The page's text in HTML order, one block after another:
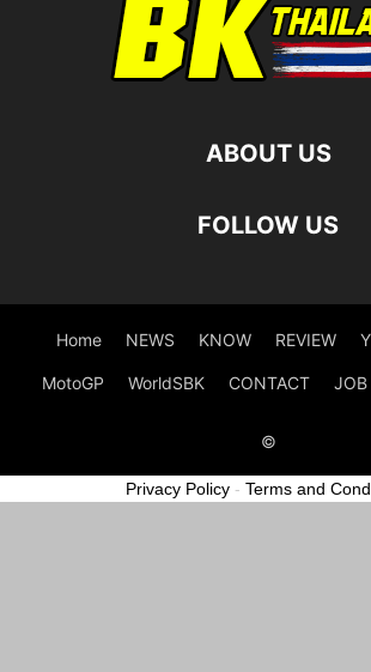
ABOUT US
FOLLOW US
Home NEWS KNOW REVIEW
MotoGP WorldSBK CONTACT JOB
©
Privacy Policy - Terms and